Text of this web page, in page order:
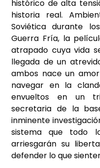
histórico de alta
historia real.
Soviética durante
Guerra Fría, la
atrapado cuya vida
llegada de un
ambos nace un
navegar en la
envueltos en un
secretaria de la
inminente
sistema que todo
arriesgarán su
defender lo que